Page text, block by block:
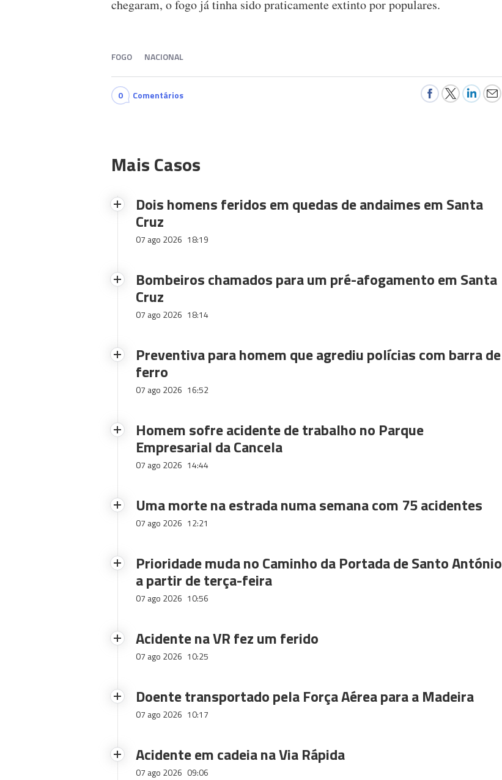
chegaram, o fogo já tinha sido praticamente extinto por populares.
FOGO NACIONAL
0 Comentários
Mais Casos
Dois homens feridos em quedas de andaimes em Santa
Cruz
07 ago 2026 18:19
Bombeiros chamados para um pré-afogamento em Santa
Cruz
07 ago 2026 18:14
Preventiva para homem que agrediu polícias com barra de
ferro
07 ago 2026 16:52
Homem sofre acidente de trabalho no Parque
Empresarial da Cancela
07 ago 2026 14:44
Uma morte na estrada numa semana com 75 acidentes
07 ago 2026 12:21
Prioridade muda no Caminho da Portada de Santo António
a partir de terça-feira
07 ago 2026 10:56
Acidente na VR fez um ferido
07 ago 2026 10:25
Doente transportado pela Força Aérea para a Madeira
07 ago 2026 10:17
Acidente em cadeia na Via Rápida
07 ago 2026 09:06